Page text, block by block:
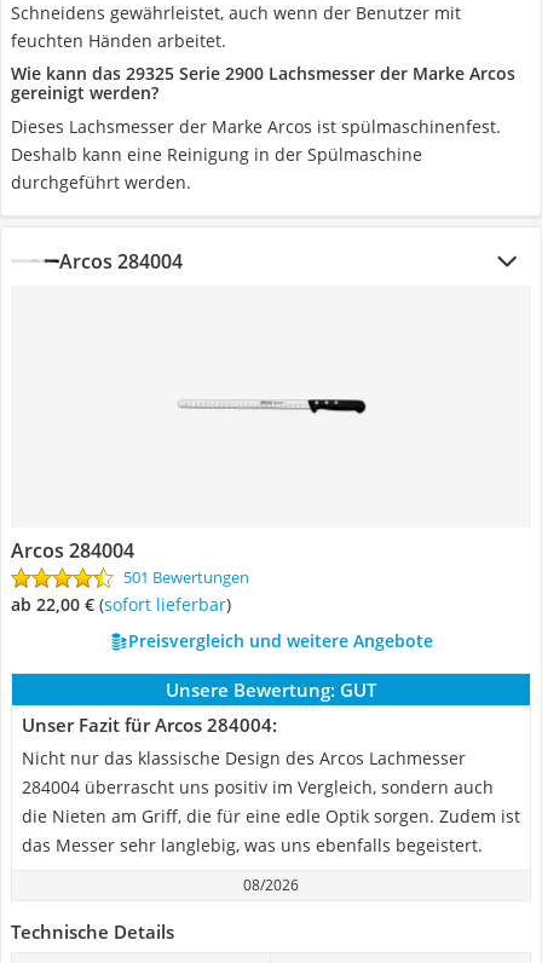
Schneidens gewährleistet, auch wenn der Benutzer mit
feuchten Händen arbeitet.
Wie kann das 29325 Serie 2900 Lachsmesser der Marke Arcos
‎gereinigt werden?
Dieses Lachsmesser der Marke Arcos ist spülmaschinenfest.
Deshalb kann eine Reinigung in der Spülmaschine
durchgeführt werden.
Arcos 284004
Arcos 284004
501 Bewertungen
ab 22,00 € ( Sofort lieferbar)
Preisvergleich und weitere Angebote
Unsere Bewertung: GUT
Unser Fazit für Arcos 284004:
Nicht nur das klassische Design des Arcos Lachmesser
284004 überrascht uns positiv im Vergleich, sondern auch
die Nieten am Griff, die für eine edle Optik sorgen. Zudem ist
das Messer sehr langlebig, was uns ebenfalls begeistert.
08/2026
Technische Details